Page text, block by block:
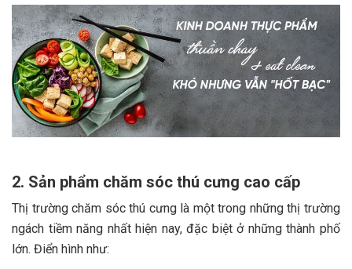
2. Sản phẩm chăm sóc thú cưng cao cấp
Thị trường chăm sóc thú cưng là một trong những thị trường
ngách tiềm năng nhất hiện nay, đặc biệt ở những thành phố
lớn. Điển hình như: